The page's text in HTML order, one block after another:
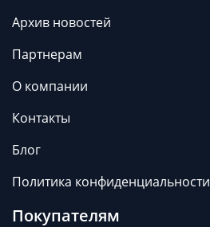
Архив новостей
Партнерам
О компании
Контакты
Блог
Политика конфиденциальности
Покупателям